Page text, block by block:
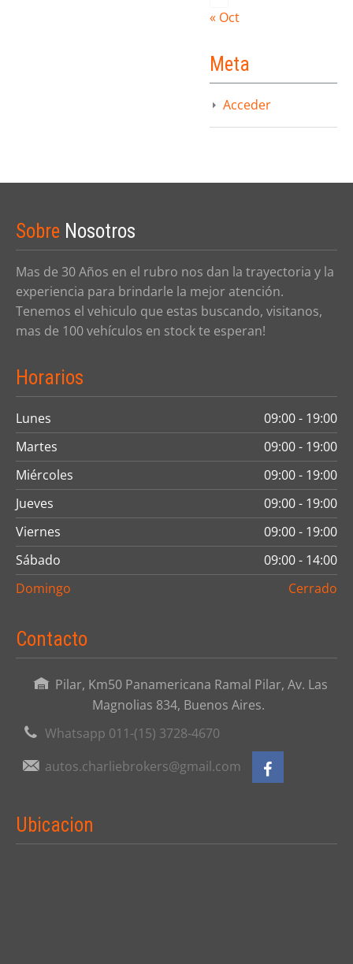
« Oct
Meta
Acceder
Sobre Nosotros
Mas de 30 Años en el rubro nos dan la trayectoria y la
experiencia para brindarle la mejor atención.
Tenemos el vehiculo que estas buscando, visitanos,
mas de 100 vehículos en stock te esperan!
Horarios
Lunes
09:00 - 19:00
Martes
09:00 - 19:00
Miércoles
09:00 - 19:00
Jueves
09:00 - 19:00
Viernes
09:00 - 19:00
Sábado
09:00 - 14:00
Domingo
Cerrado
Contacto
Pilar, Km50 Panamericana Ramal Pilar, Av. Las
Magnolias 834, Buenos Aires.
Whatsapp 011-(15) 3728-4670
autos.charliebrokers@gmail.com
Ubicacion